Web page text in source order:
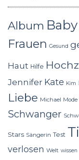
Album Baby
Frauen Gesund
Haut Hilfe
Jennifer Kate Kim
Liebe Michael Mode
Schwanger
Stars Sängerin Test
verlosen Welt wissen